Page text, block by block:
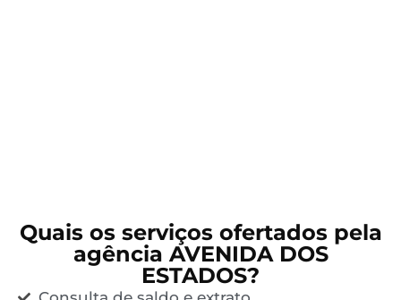
Quais os serviços ofertados pela
agência AVENIDA DOS
ESTADOS?